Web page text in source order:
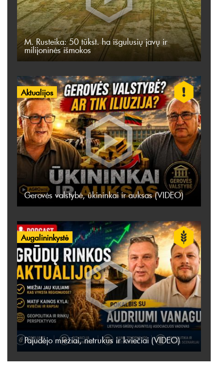
M. Rusteika: 50 tūkst. ha išgulusių javų ir
milijoninės išmokos
Aktualijos
Gerovės valstybė, ūkininkai ir auksas (VIDEO)
Augalininkystė
Pajudėjo miežiai, netrukus ir kviečiai (VIDEO)